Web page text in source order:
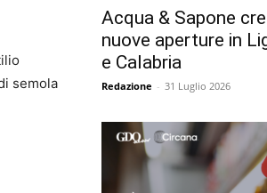
semola
Acqua & Sapone
nuove aperture in
e Calabria
Redazione - 31 Luglio 2026